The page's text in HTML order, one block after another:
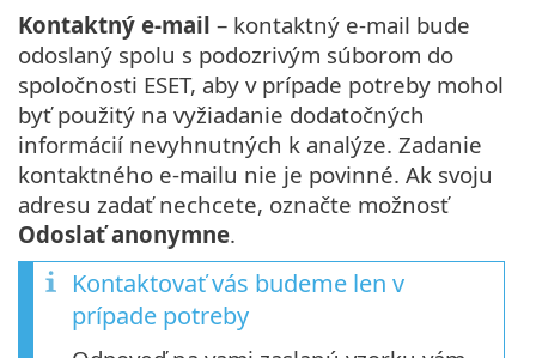
Kontaktný e-mail – kontaktný e-mail bude
odoslaný spolu s podozrivým súborom do
spoločnosti ESET, aby v prípade potreby mohol
byť použitý na vyžiadanie dodatočných
informácií nevyhnutných k analýze. Zadanie
kontaktného e-mailu nie je povinné. Ak svoju
adresu zadať nechcete, označte možnosť
Odoslať anonymne.
Kontaktovať vás budeme len v
prípade potreby